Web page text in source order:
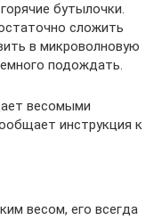
бутылочки.
сложить
в микроволновую
подождать.
весомыми
инструкция к
весом, его всегда